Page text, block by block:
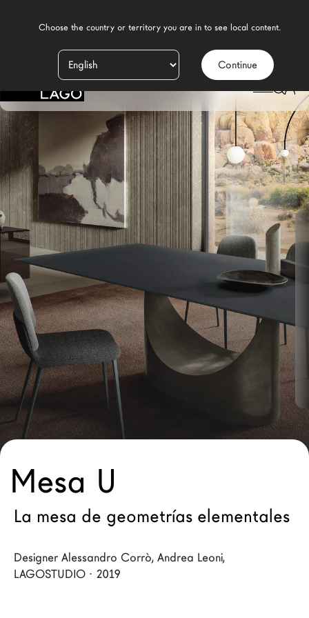
Continue
Productos
Inspiración
Configurador
Contract
Tiendas
Nuevos Productos MDW26
Promociones
Brand
Arquitectos
LAGO Homes
Configurador
News
Press
Catálogos
DESIGN COMEDOR MODERNO MESAS MESA U
Mesa U
La mesa de geometrías elementales
Designer Alessandro Corrò, Andrea Leoni,
LAGOSTUDIO · 2019